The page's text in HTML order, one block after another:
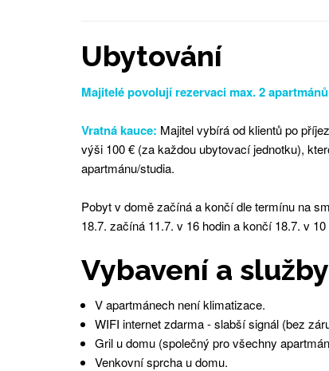
Ubytování
Majitelé povolují rezervaci max. 2
Vratná kauce: Majitel vybírá od klientů po
výši 100 € (za každou ubytovací jednotku),
apartmánu/studia.
Pobyt v domě začíná a končí dle termínu na
18.7. začíná 11.7. v 16 hodin a končí 18.7. v 10
Vybavení a služby
V apartmánech není klimatizace.
WIFI internet zdarma - slabší signál (bez
Gril u domu (společný pro všechny
Venkovní sprcha u domu.